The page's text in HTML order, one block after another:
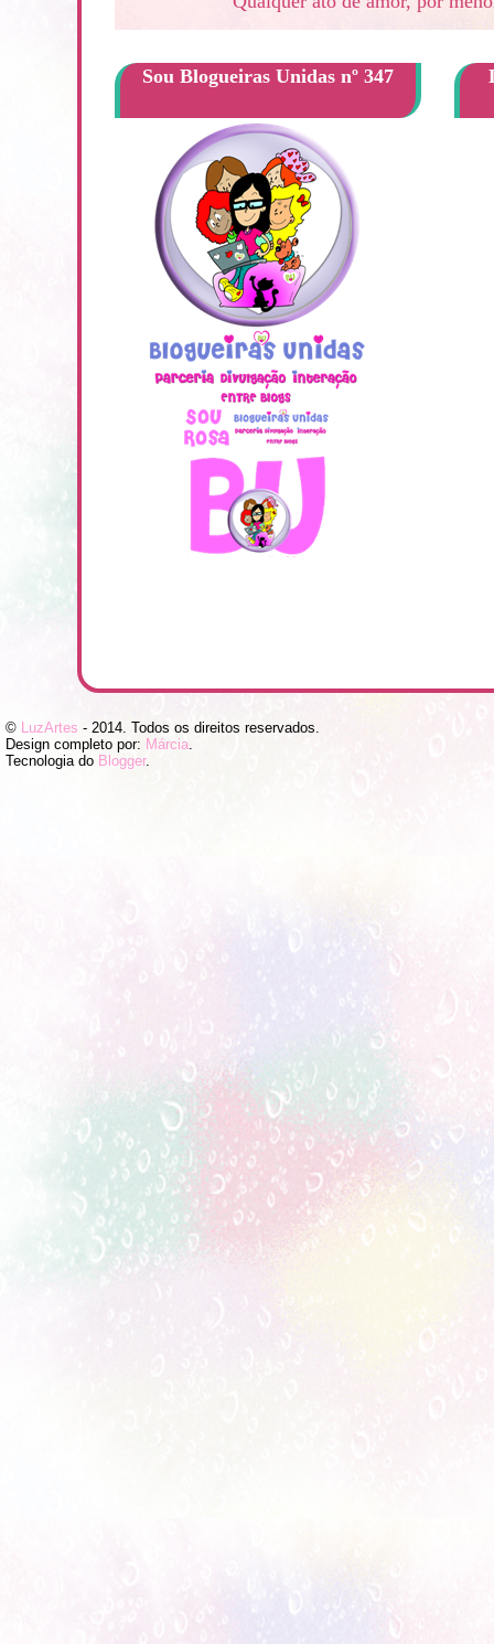
Sou Blogueiras Unidas nº 347
© LuzArtes - 2014. Todos os direitos reservados.
Design completo por: Márcia.
Tecnologia do Blogger.